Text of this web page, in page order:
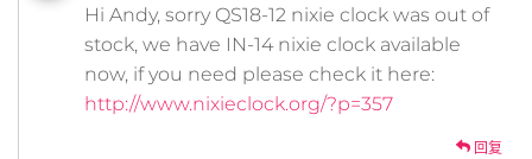
Hi Andy, sorry QS18-12 nixie clock was out of
stock, we have IN-14 nixie clock available
now, if you need please check it here:
http://www.nixieclock.org/?p=357
回复